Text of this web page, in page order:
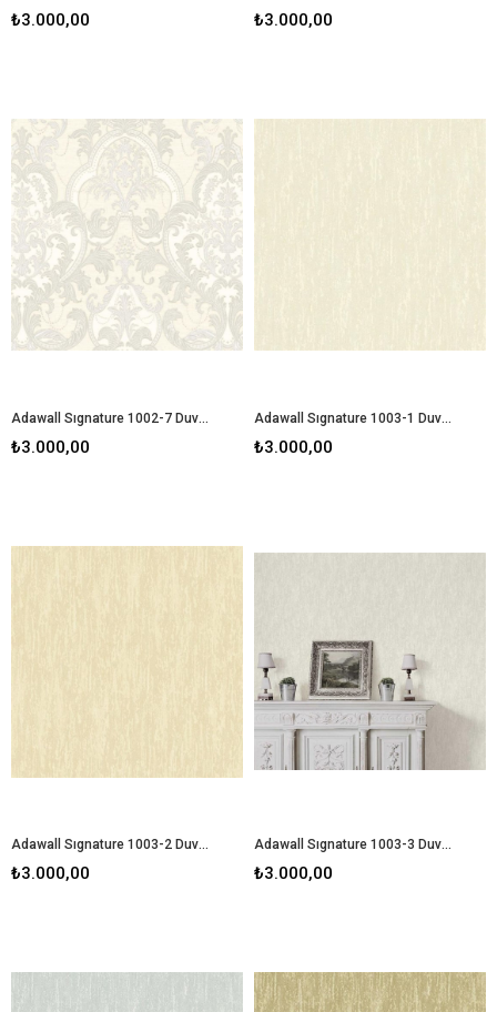
₺3.000,00 ₺3.000,00
Adawall Sıgnature 1002-7 Duvar Kağıdı
₺3.000,00
Adawall Sıgnature 1003-1 Duvar Kağıdı
₺3.000,00
Adawall Sıgnature 1003-2 Duvar Kağıdı
₺3.000,00
Adawall Sıgnature 1003-3 Duvar Kağıdı
₺3.000,00